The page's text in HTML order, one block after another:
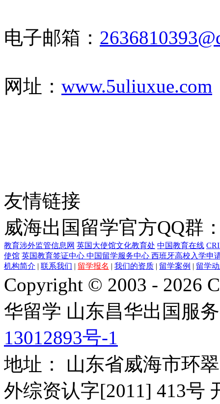
电子邮箱：
网址： www.5uliuxue.com
友情链接
威海出国留学官方QQ群
教育涉外监管信息网 英国大使馆文化教育处 中国教育在线
使馆 英国教育签证中心 中国留学服务中心 西班牙高校入学申
机构简介 | 联系我们 | 留学报名 | 我们的资质 | 留学案例 | 留学
Copyright © 2003 - 2026
华留学 山东昌华出国服
13012893号-1
地址： 山东省威海市环
外综资认字[2011] 413号